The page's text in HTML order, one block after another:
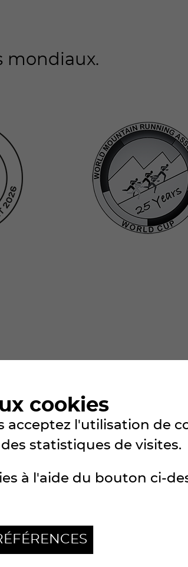
mondiaux.
cookies
acceptez l'utilisation de
statistiques de visites.
à l'aide du bouton ci-